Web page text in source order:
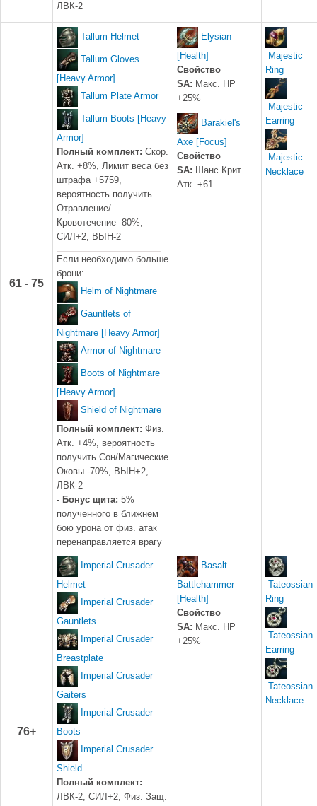
ЛВК-2
61 - 75
Tallum Helmet
Tallum Gloves
[Heavy Armor]
Tallum Plate Armor
Tallum Boots [Heavy
Armor]
Полный комплект: Скор.
Атк. +8%, Лимит веса без
штрафа +5759,
вероятность получить
Отравление/
Кровотечение -80%,
СИЛ+2, ВЫН-2
Если необходимо больше
брони:
Helm of Nightmare
Gauntlets of
Nightmare [Heavy Armor]
Armor of Nightmare
Boots of Nightmare
[Heavy Armor]
Shield of Nightmare
Полный комплект: Физ.
Атк. +4%, вероятность
получить Сон/Магические
Оковы -70%, ВЫН+2,
ЛВК-2
- Бонус щита: 5%
полученного в ближнем
бою урона от физ. атак
перенаправляется врагу
Elysian
[Health]
Свойство
SA: Макс. HP
+25%
Barakiel's
Axe [Focus]
Свойство
SA: Шанс Крит.
Атк. +61
Majestic
Ring
Majestic
Earring
Majestic
Necklace
76+
Imperial Crusader
Helmet
Imperial Crusader
Gauntlets
Imperial Crusader
Breastplate
Imperial Crusader
Gaiters
Imperial Crusader
Boots
Imperial Crusader
Shield
Полный комплект:
ЛВК-2, СИЛ+2, Физ. Защ.
Basalt
Battlehammer
[Health]
Свойство
SA: Макс. HP
+25%
Tateossian
Ring
Tateossian
Earring
Tateossian
Necklace